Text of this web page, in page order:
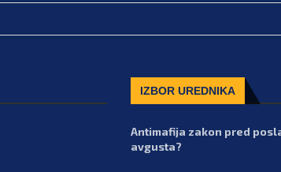
IZBOR UREDNIKA
Antimafija zakon pred
avgusta?